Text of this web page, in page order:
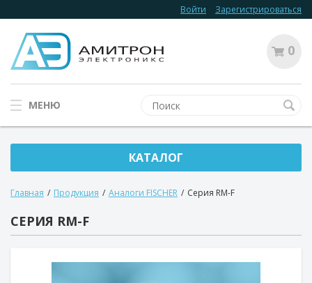
Войти Зарегистрироваться
0
МЕНЮ
КАТАЛОГ
Главная / Продукция / Аналоги FISCHER / Серия RM-F
СЕРИЯ RM-F